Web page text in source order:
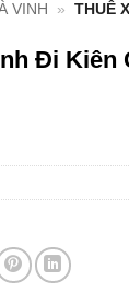
VINH »
THUÊ
Đi Kiên